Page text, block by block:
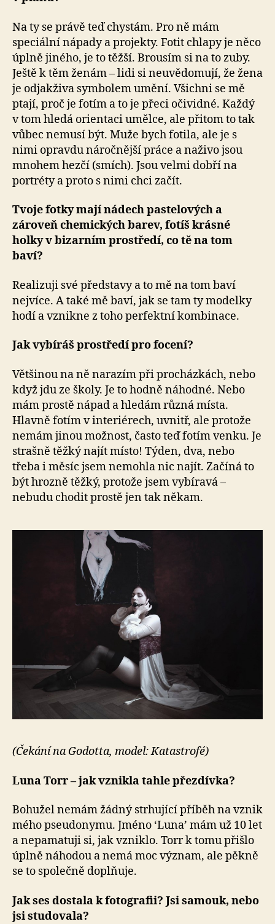
Na ty se právě teď chystám. Pro ně mám
speciální nápady a projekty. Fotit chlapy je něco
úplně jiného, je to těžší. Brousím si na to zuby.
Ještě k těm ženám – lidi si neuvědomují, že žena
je odjakživa symbolem umění. Všichni se mě
ptají, proč je fotím a to je přeci očividné. Každý
v tom hledá orientaci umělce, ale přitom to tak
vůbec nemusí být. Muže bych fotila, ale je s
nimi opravdu náročnější práce a naživo jsou
mnohem hezčí (smích). Jsou velmi dobří na
portréty a proto s nimi chci začít.
Tvoje fotky mají nádech pastelových a
zároveň chemických barev, fotíš krásné
holky v bizarním prostředí, co tě na tom
baví?
Realizuji své představy a to mě na tom baví
nejvíce. A také mě baví, jak se tam ty modelky
hodí a vznikne z toho perfektní kombinace.
Jak vybíráš prostředí pro focení?
Většinou na ně narazím při procházkách, nebo
když jdu ze školy. Je to hodně náhodné. Nebo
mám prostě nápad a hledám různá místa.
Hlavně fotím v interiérech, uvnitř, ale protože
nemám jinou možnost, často teď fotím venku. Je
strašně těžký najít místo! Týden, dva, nebo
třeba i měsíc jsem nemohla nic najít. Začíná to
být hrozně těžký, protože jsem vybíravá –
nebudu chodit prostě jen tak někam.
(Čekání na Godotta, model: Katastrofé)
Luna Torr – jak vznikla tahle přezdívka?
Bohužel nemám žádný strhující příběh na vznik
mého pseudonymu. Jméno ‘Luna’ mám už 10 let
a nepamatuji si, jak vzniklo. Torr k tomu přišlo
úplně náhodou a nemá moc význam, ale pěkně
se to společně doplňuje.
Jak ses dostala k fotografii? Jsi samouk, nebo
jsi studovala?